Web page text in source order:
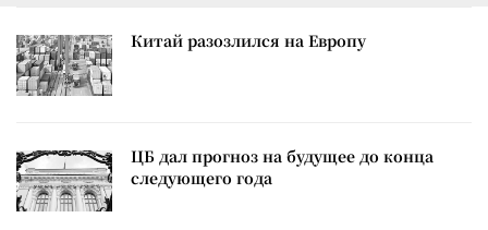
Китай разозлился на Европу
ЦБ дал прогноз на будущее до конца
следующего года